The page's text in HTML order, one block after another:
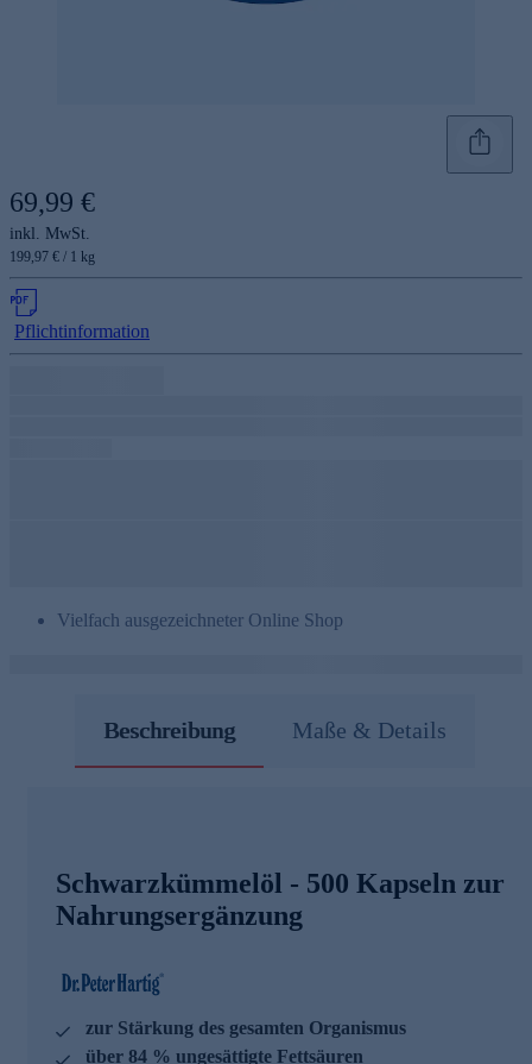
69,99 €
inkl. MwSt.
199,97 € / 1 kg
Pflichtinformation
Vielfach ausgezeichneter Online Shop
Beschreibung Maße & Details
Schwarzkümmelöl - 500 Kapseln zur
Nahrungsergänzung
zur Stärkung des gesamten Organismus
über 84 % ungesättigte Fettsäuren